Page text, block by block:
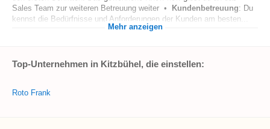
Sales Team zur weiteren Betreuung weiter • Kundenbetreuung: Du
kennst die Bedürfnisse und Anforderungen der Kunden am besten...
Mehr anzeigen
Top-Unternehmen in Kitzbühel, die einstellen:
Roto Frank